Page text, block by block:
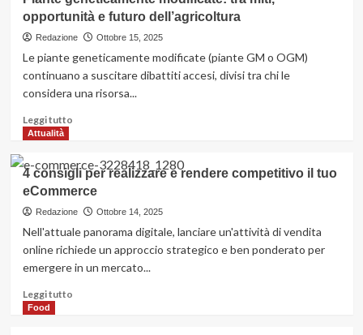
Noleggio
auto
a
termine
in
Sicilia:
aziende
opportunità e futuro dell’agricoltura
Redazione Ottobre 15, 2025
Le piante geneticamente modificate (piante GM o OGM)
continuano a suscitare dibattiti accesi, divisi tra chi le
considera una risorsa...
Leggi tuttoLeggi
su
Piante
geneticamente
modificate:
tra
miti,
opportunità
e
Attualità
4 consigli per realizzare e rendere competitivo il tuo
eCommerce
Redazione Ottobre 14, 2025
Nell'attuale panorama digitale, lanciare un'attività di vendita
online richiede un approccio strategico e ben ponderato per
emergere in un mercato...
Leggi tuttoLeggi
Food